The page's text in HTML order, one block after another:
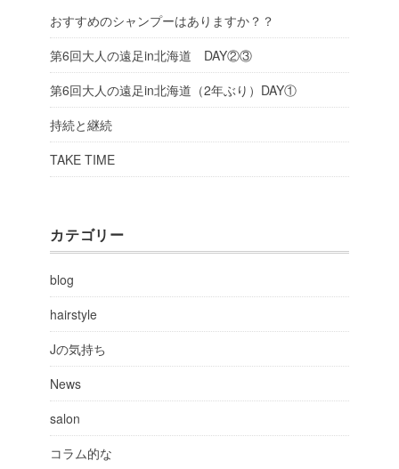
おすすめのシャンプーはありますか？？
第6回大人の遠足in北海道 DAY②③
第6回大人の遠足in北海道（2年ぶり）DAY①
持続と継続
TAKE TIME
カテゴリー
blog
hairstyle
Jの気持ち
News
salon
コラム的な